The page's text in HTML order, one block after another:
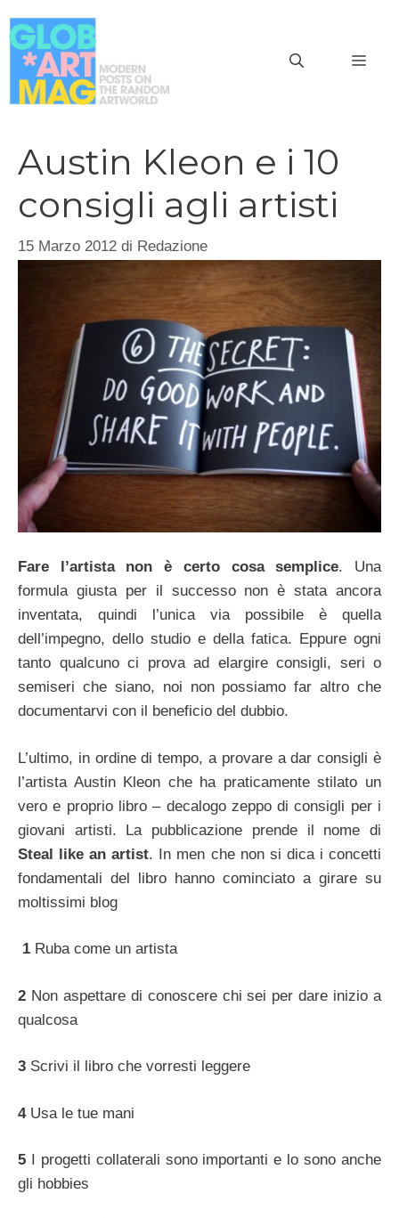
al
contenuto
Austin Kleon e i 10
consigli agli artisti
15 Marzo 2012 di Redazione
Fare l’artista non è certo cosa semplice. Una
formula giusta per il successo non è stata ancora
inventata, quindi l’unica via possibile è quella
dell’impegno, dello studio e della fatica. Eppure ogni
tanto qualcuno ci prova ad elargire consigli, seri o
semiseri che siano, noi non possiamo far altro che
documentarvi con il beneficio del dubbio.
L’ultimo, in ordine di tempo, a provare a dar consigli è
l’artista Austin Kleon che ha praticamente stilato un
vero e proprio libro – decalogo zeppo di consigli per i
giovani artisti. La pubblicazione prende il nome di
Steal like an artist. In men che non si dica i concetti
fondamentali del libro hanno cominciato a girare su
moltissimi blog
1 Ruba come un artista
2 Non aspettare di conoscere chi sei per dare inizio a
qualcosa
3 Scrivi il libro che vorresti leggere
4Usa le tue mani
5 I progetti collaterali sono importanti e lo sono anche
gli hobbies